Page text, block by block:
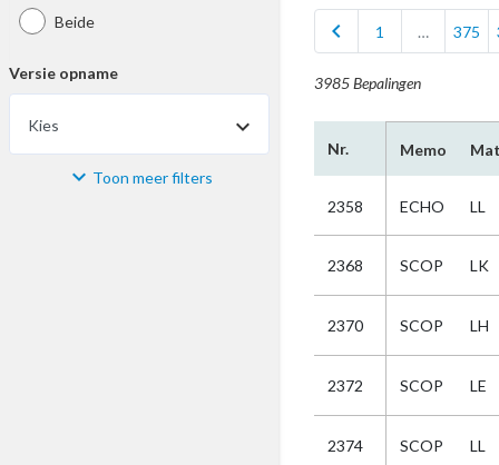
Beide
Versie opname
Kies
Materiaal Toon meer filters
chevron_left 1 … 375
3985 Bepalingen
Nr. Memo
2358 ECHO LL
2368 SCOP LK
2370 SCOP LH
2372 SCOP LE
2374 SCOP LL